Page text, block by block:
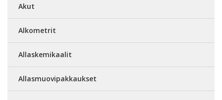
Akut
Alkometrit
Allaskemikaalit
Allasmuovipakkaukset